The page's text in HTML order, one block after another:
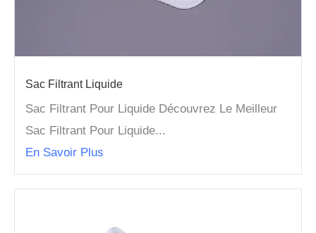
Sac Filtrant Liquide
Sac Filtrant Pour Liquide Découvrez Le Meilleur
Sac Filtrant Pour Liquide...
En Savoir Plus